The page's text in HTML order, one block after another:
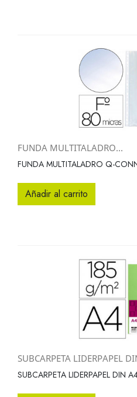
FUNDA MULTITALADRO...
FUNDA MULTITALADRO Q-
Añadir al carrito
SUBCARPETA LIDERPAPEL
SUBCARPETA LIDERPAPEL DIN